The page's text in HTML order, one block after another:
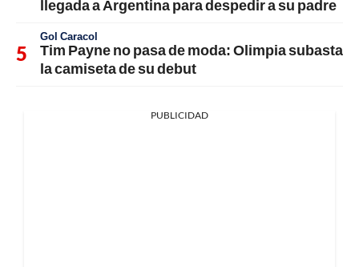
llegada a Argentina para despedir a su padre
Gol Caracol
Tim Payne no pasa de moda: Olimpia subasta
la camiseta de su debut
PUBLICIDAD